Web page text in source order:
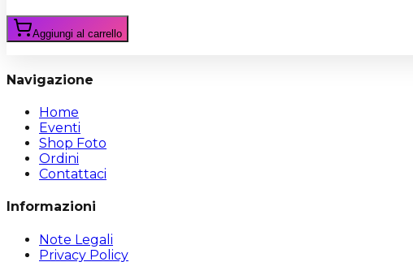
Aggiungi al carrello
Navigazione
Home
Eventi
Shop Foto
Ordini
Contattaci
Informazioni
Note Legali
Privacy Policy